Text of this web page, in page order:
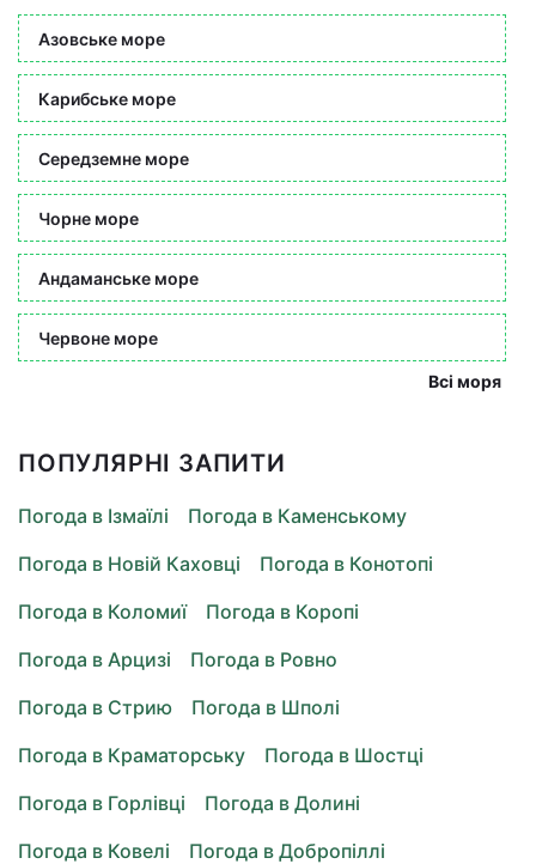
Азовське море
Карибське море
Середземне море
Чорне море
Андаманське море
Червоне море
Всі моря
ПОПУЛЯРНІ ЗАПИТИ
Погода в Ізмаїлі
Погода в Каменському
Погода в Новій Каховці
Погода в Конотопі
Погода в Коломиї
Погода в Коропі
Погода в Арцизі
Погода в Ровно
Погода в Стрию
Погода в Шполі
Погода в Краматорську
Погода в Шостці
Погода в Горлівці
Погода в Долині
Погода в Ковелі
Погода в Добропіллі